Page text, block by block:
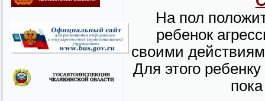
На пол
ребенок
своими
Для этого